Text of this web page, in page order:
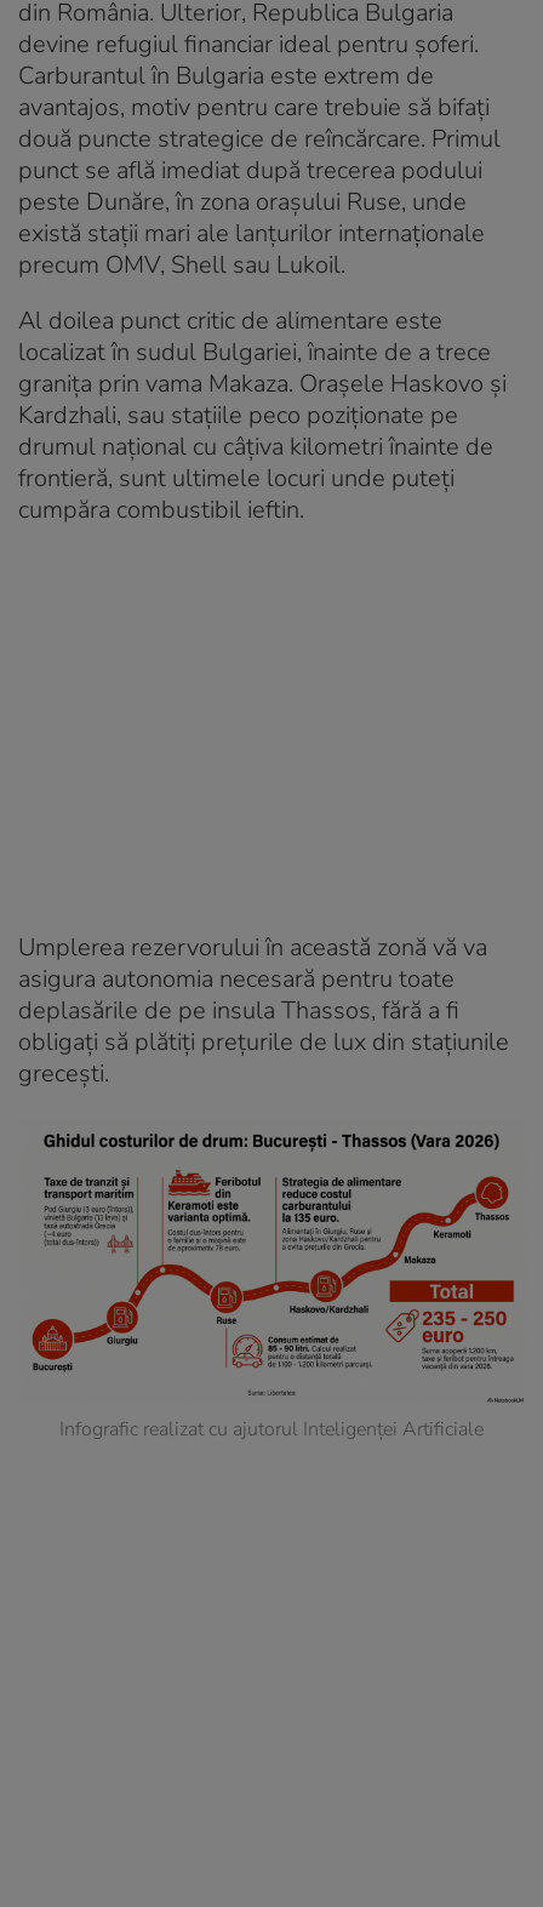
din România. Ulterior, Republica Bulgaria
devine refugiul financiar ideal pentru șoferi.
Carburantul în Bulgaria este extrem de
avantajos, motiv pentru care trebuie să bifați
două puncte strategice de reîncărcare. Primul
punct se află imediat după trecerea podului
peste Dunăre, în zona orașului Ruse, unde
există stații mari ale lanțurilor internaționale
precum OMV, Shell sau Lukoil.
Al doilea punct critic de alimentare este
localizat în sudul Bulgariei, înainte de a trece
granița prin vama Makaza. Orașele Haskovo și
Kardzhali, sau stațiile peco poziționate pe
drumul național cu câțiva kilometri înainte de
frontieră, sunt ultimele locuri unde puteți
cumpăra combustibil ieftin.
Umplerea rezervorului în această zonă vă va
asigura autonomia necesară pentru toate
deplasările de pe insula Thassos, fără a fi
obligați să plătiți prețurile de lux din stațiunile
grecești.
Infografic realizat cu ajutorul Inteligenței Artificiale